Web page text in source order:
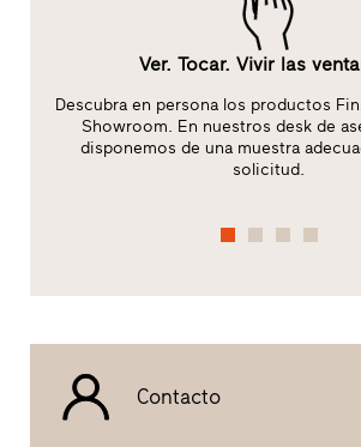
Ver. Tocar. Vivir las
Descubra en persona los productos
Showroom. En nuestros desk de
disponemos de una muestra
solicitud.
Contacto